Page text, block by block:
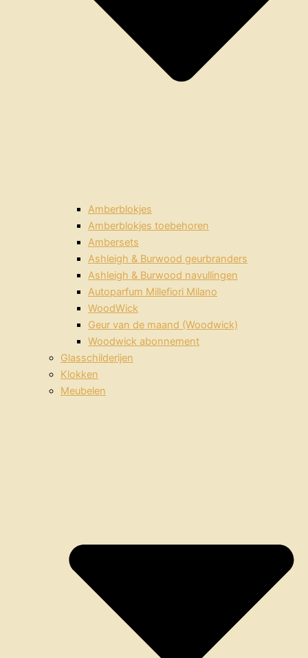
Amberblokjes
Amberblokjes toebehoren
Ambersets
Ashleigh & Burwood geurbranders
Ashleigh & Burwood navullingen
Autoparfum Millefiori Milano
WoodWick
Geur van de maand (Woodwick)
Woodwick abonnement
Glasschilderijen
Klokken
Meubelen